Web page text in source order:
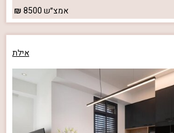
אמצ״ש8500
אילת